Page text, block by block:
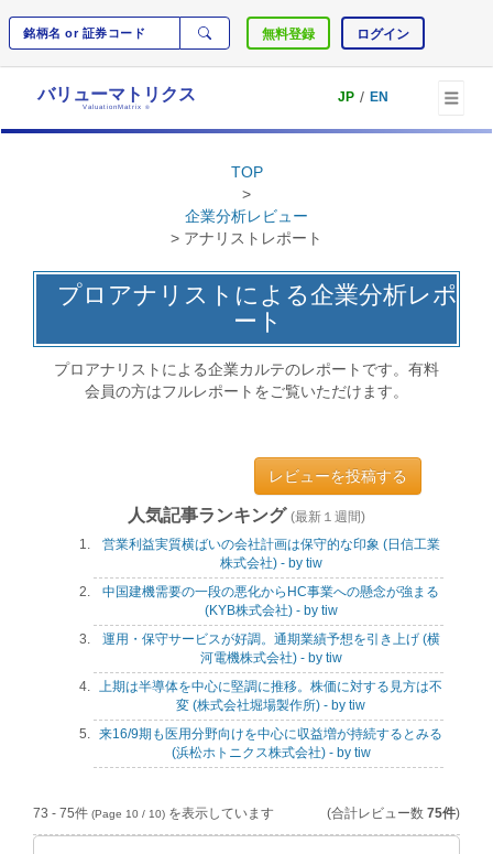
無料登録 ログイン
バリューマトリクス
ValuationMatrix ®
JP / EN
TOP
>
企業分析レビュー
> アナリストレポート
プロアナリストによる企業分析レポ
ート
プロアナリストによる企業カルテのレポートです。有料
会員の方はフルレポートをご覧いただけます。
レビューを投稿する
人気記事ランキング (最新１週間)
営業利益実質横ばいの会社計画は保守的な印象 (日信工業
株式会社) - by tiw
中国建機需要の一段の悪化からHC事業への懸念が強まる
(KYB株式会社) - by tiw
運用・保守サービスが好調。通期業績予想を引き上げ (横
河電機株式会社) - by tiw
上期は半導体を中心に堅調に推移。株価に対する見方は不
変 (株式会社堀場製作所) - by tiw
来16/9期も医用分野向けを中心に収益増が持続するとみる
(浜松ホトニクス株式会社) - by tiw
73 - 75件 (Page 10 / 10) を表示しています (合計レビュー数 75件)